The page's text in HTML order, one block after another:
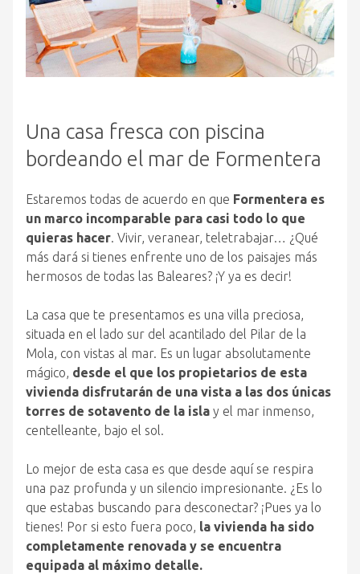
Una casa fresca con piscina
bordeando el mar de Formentera
Estaremos todas de acuerdo en que Formentera es
un marco incomparable para casi todo lo que
quieras hacer. Vivir, veranear, teletrabajar… ¿Qué
más dará si tienes enfrente uno de los paisajes más
hermosos de todas las Baleares? ¡Y ya es decir!
La casa que te presentamos es una villa preciosa,
situada en el lado sur del acantilado del Pilar de la
Mola, con vistas al mar. Es un lugar absolutamente
mágico, desde el que los propietarios de esta
vivienda disfrutarán de una vista a las dos únicas
torres de sotavento de la isla y el mar inmenso,
centelleante, bajo el sol.
Lo mejor de esta casa es que desde aquí se respira
una paz profunda y un silencio impresionante. ¿Es lo
que estabas buscando para desconectar? ¡Pues ya lo
tienes! Por si esto fuera poco, la vivienda ha sido
completamente renovada y se encuentra
equipada al máximo detalle.